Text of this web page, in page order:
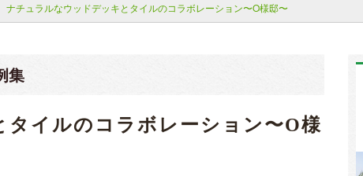
ナチュラルなウッドデッキとタイルのコラボレーション〜O様邸〜
集
イルのコラボレーション〜O様